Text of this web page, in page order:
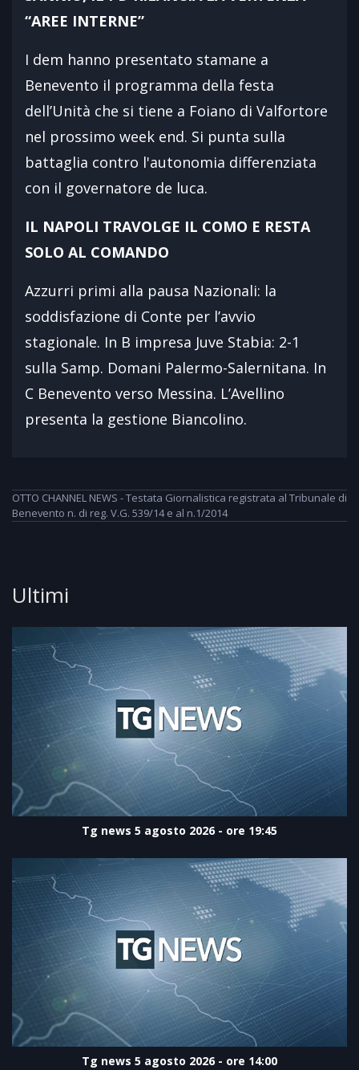
“AREE INTERNE”
I dem hanno presentato stamane a
Benevento il programma della festa
dell’Unità che si tiene a Foiano di Valfortore
nel prossimo week end. Si punta sulla
battaglia contro l'autonomia differenziata
con il governatore de luca.
IL NAPOLI TRAVOLGE IL COMO E RESTA
SOLO AL COMANDO
Azzurri primi alla pausa Nazionali: la
soddisfazione di Conte per l’avvio
stagionale. In B impresa Juve Stabia: 2-1
sulla Samp. Domani Palermo-Salernitana. In
C Benevento verso Messina. L’Avellino
presenta la gestione Biancolino.
OTTO CHANNEL NEWS - Testata Giornalistica registrata al Tribunale di
Benevento n. di reg. V.G. 539/14 e al n.1/2014
Ultimi
Tg news 5 agosto 2026 - ore 19:45
Tg news 5 agosto 2026 - ore 14:00